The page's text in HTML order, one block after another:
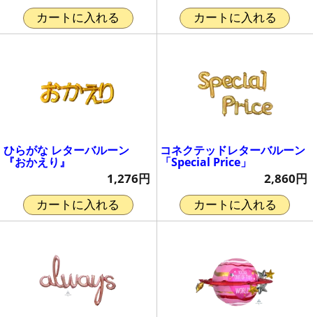
カートに入れる カートに入れる
ひらがな レターバルーン
『おかえり』
1,276円
カートに入れる
コネクテッドレターバルーン
「Special Price」
2,860円
カートに入れる